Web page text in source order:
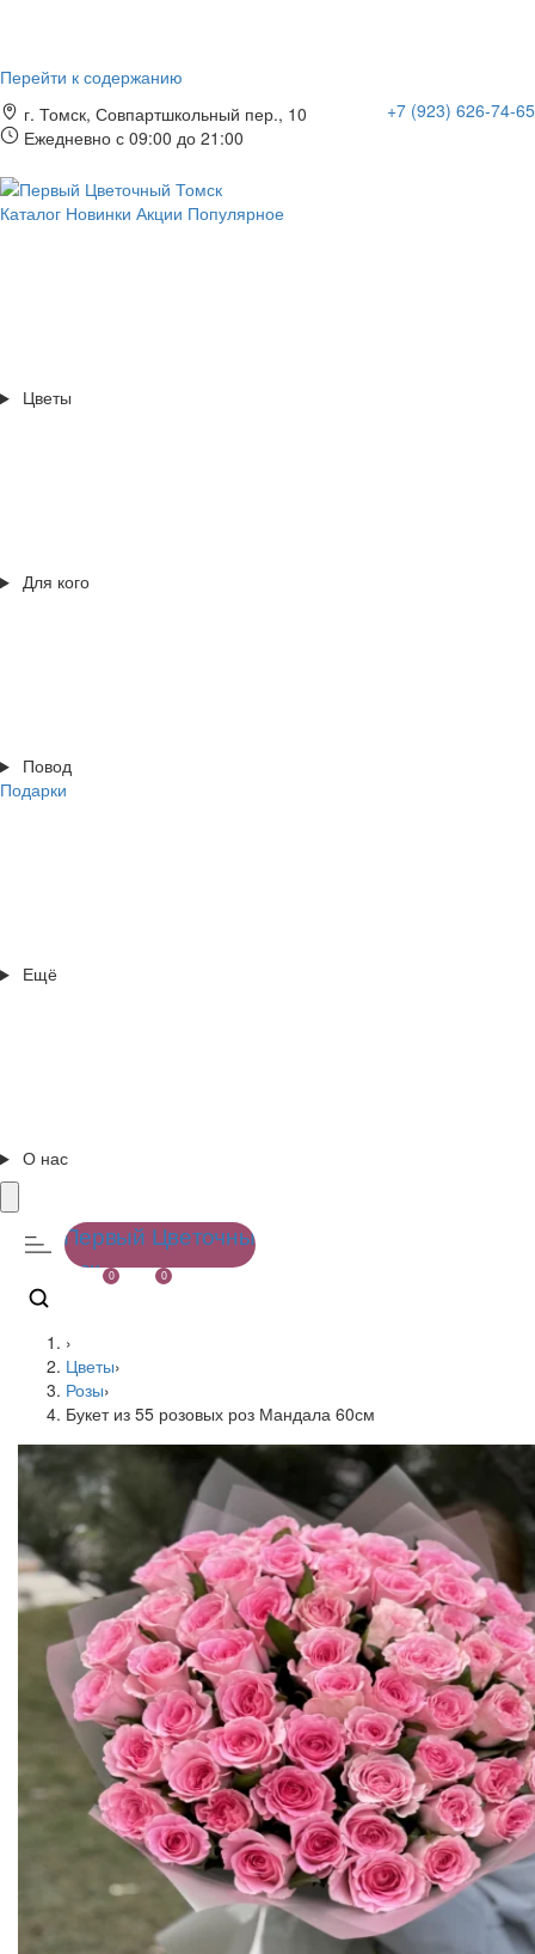
Перейти к содержанию
г. Томск, Совпартшкольный пер., 10
Ежедневно с 09:00 до 21:00
+7 (923) 626-74-65
Каталог Новинки Акции Популярное
Цветы
Для кого
Повод
Подарки
Ещё
О нас
0 0
›
Цветы›
Розы›
Букет из 55 розовых роз Мандала 60см